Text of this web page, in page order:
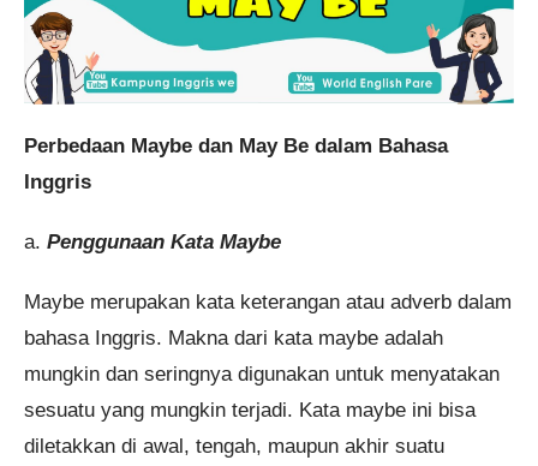
Perbedaan Maybe dan May Be dalam Bahasa
Inggris
a. Penggunaan Kata Maybe
Maybe merupakan kata keterangan atau adverb dalam
bahasa Inggris. Makna dari kata maybe adalah
mungkin dan seringnya digunakan untuk menyatakan
sesuatu yang mungkin terjadi. Kata maybe ini bisa
diletakkan di awal, tengah, maupun akhir suatu